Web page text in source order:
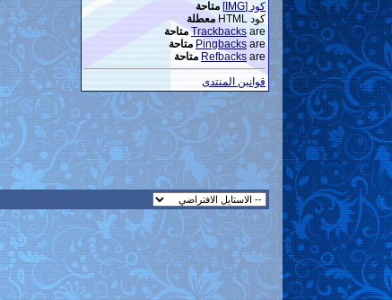
كود [IMG]
متاحة
كود HTML
معطلة
Trackbacks are
متاحة
Pingbacks are
متاحة
Refbacks are
متاحة
قوانين المنتدى